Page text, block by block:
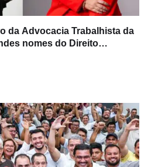
da Advocacia Trabalhista da
nomes do Direito